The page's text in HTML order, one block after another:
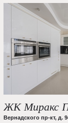
ЖК Миракс
Вернадского пр-кт, д.